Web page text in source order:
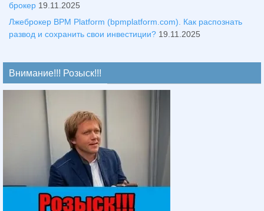
брокер 19.11.2025
Лжеброкер BPM Platform (bpmplatform.com). Как распознать
развод и сохранить свои инвестиции? 19.11.2025
Внимание!!! Розыск!!!